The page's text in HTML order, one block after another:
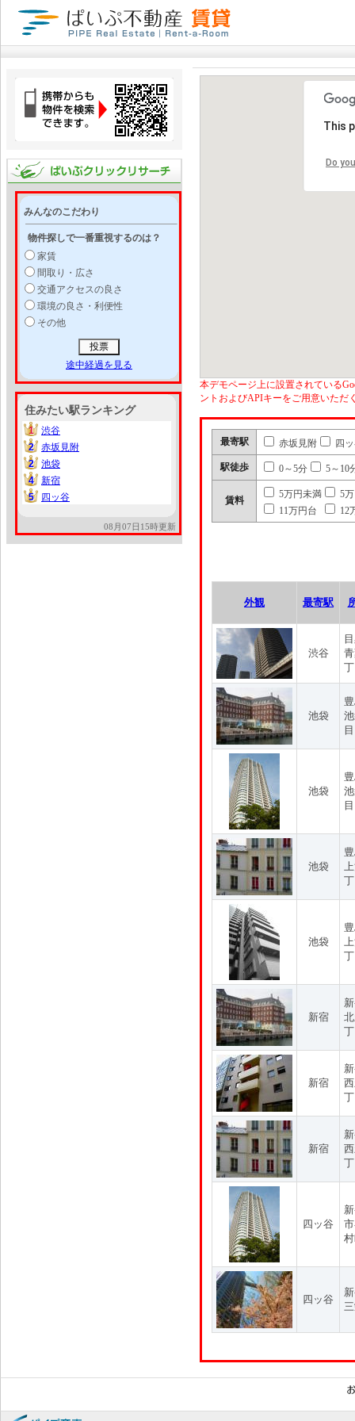
みんなのこだわり
物件探しで一番重視するのは？
家賃
間取り・広さ
交通アクセスの良さ
環境の良さ・利便性
その他
途中経過を見る
住みたい駅ランキング
1
1
渋谷
2
2
赤坂見附
2
2
池袋
4
4
新宿
5
5 四ッ谷
08月07日15時更新
This
Do
本デモページ上に設置されている
ントおよびAPIキーをご用意いただ
最寄駅 赤坂見附 四
駅徒歩 0～5分 5～10
賃料
5万円未満
5
11万円台
12
外観 最寄駅
渋谷
池袋
池袋
目
池袋
池袋
新宿
新宿
新宿
四ッ谷
四ッ谷